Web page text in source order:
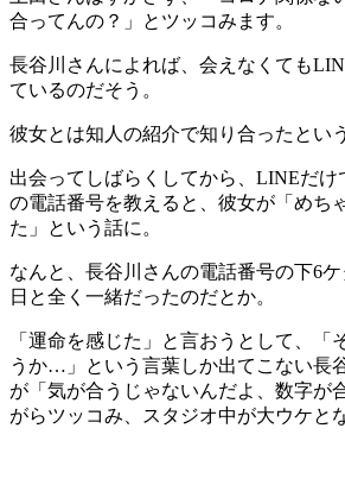
合ってんの？」とツッコみます。
長谷川さんによれば、会えなくても
ているのだそう。
彼女とは知人の紹介で知り合ったとい
出会ってしばらくしてから、LINEだけ
の電話番号を教えると、彼女が「めち
た」という話に。
なんと、長谷川さんの電話番号の下6
日と全く一緒だったのだとか。
「運命を感じた」と言おうとして、「
うか…」という言葉しか出てこない長
が「気が合うじゃないんだよ、数字が
がらツッコみ、スタジオ中が大ウケと